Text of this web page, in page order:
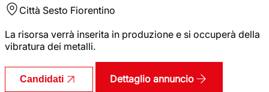
Città Sesto Fiorentino
La risorsa verrà inserita in produzione e si occuperà della
vibratura dei metalli.
Candidati Dettaglio annuncio